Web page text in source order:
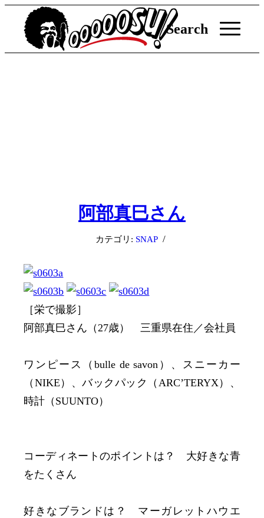
Search
阿部真巳さん
カテゴリ: SNAP /
［栄で撮影］
阿部真巳さん（27歳） 三重県在住／会社員
ワンピース（bulle de savon）、スニーカー
（NIKE）、バックパック（ARC’TERYX）、
時計（SUUNTO）
コーディネートのポイントは？ 大好きな青
をたくさん
好きなブランドは？ マーガレットハウエ